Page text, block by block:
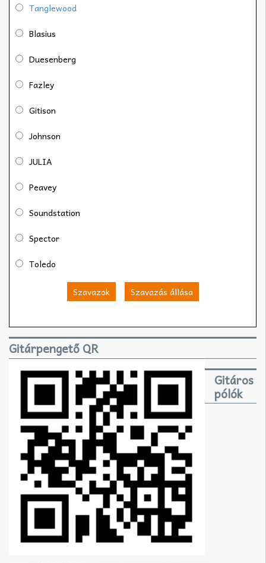
Tanglewood
Blasius
Duesenberg
Fazley
Gitison
Johnson
JULIA
Peavey
Soundstation
Spector
Toledo
Szavazok Szavazás állása
Gitárpengető QR
Gitáros
pólók